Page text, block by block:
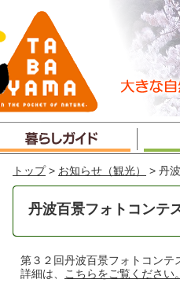
トップ > お知らせ（観光） > 丹
丹波百景フォトコンテ
第３２回丹波百景フォトコンテ
詳細は、 こちらをご覧ください